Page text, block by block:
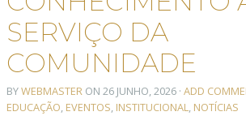
SERVIÇO DA
COMUNIDADE
BYWEBMASTER ON 26 JUNHO, 2026 · ADD
EDUCAÇÃO, EVENTOS, INSTITUCIONAL, NOTÍCIAS